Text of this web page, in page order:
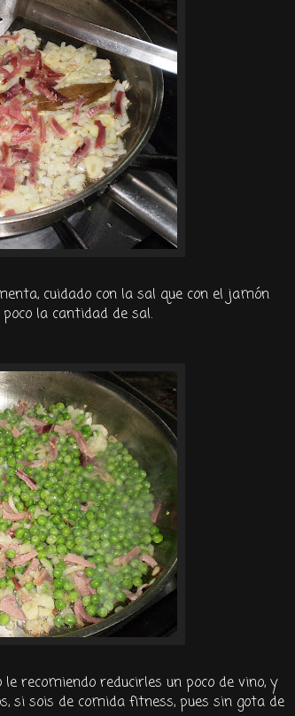
cuidado con la sal que con el jamón
la cantidad de sal.
recomiendo reducirles un poco de vino, y
si sois de comida fitness, pues sin gota de